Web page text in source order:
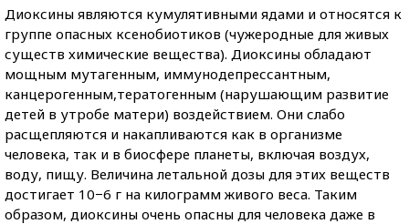
Диоксины являются кумулятивными ядами и относятся к
группе опасных ксенобиотиков (чужеродные для живых
существ химические вещества). Диоксины обладают
мощным мутагенным, иммунодепрессантным,
канцерогенным,тератогенным (нарушающим развитие
детей в утробе матери) воздействием. Они слабо
расщепляются и накапливаются как в организме
человека, так и в биосфере планеты, включая воздух,
воду, пищу. Величина летальной дозы для этих веществ
достигает 10−6 г на килограмм живого веса. Таким
образом, диоксины очень опасны для человека даже в